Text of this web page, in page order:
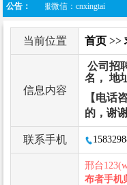
公告：
台123客服微信：cnxingtai
当前位置 首页 >>
信息内容
公司招
名， 地
【电话
的，谢谢
联系手机
邢台
布者手机